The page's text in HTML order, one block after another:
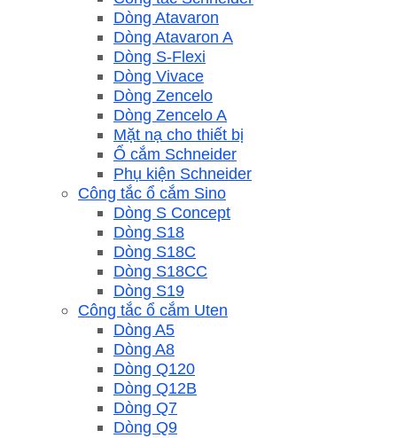
Dòng Atavaron
Dòng Atavaron A
Dòng S-Flexi
Dòng Vivace
Dòng Zencelo
Dòng Zencelo A
Mặt nạ cho thiết bị
Ổ cắm Schneider
Phụ kiện Schneider
Công tắc ổ cắm Sino
Dòng S Concept
Dòng S18
Dòng S18C
Dòng S18CC
Dòng S19
Công tắc ổ cắm Uten
Dòng A5
Dòng A8
Dòng Q120
Dòng Q12B
Dòng Q7
Dòng Q9